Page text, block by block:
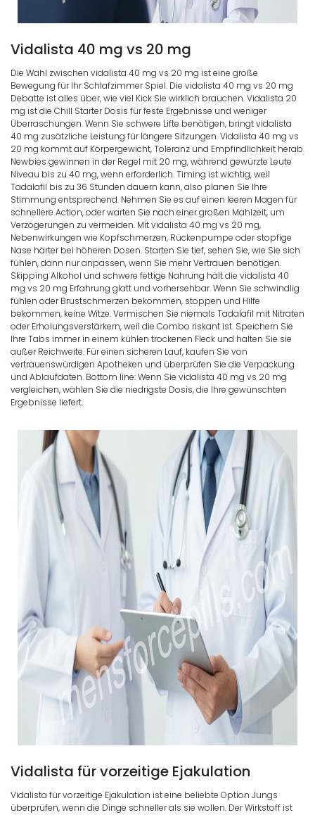
Vidalista 40 mg vs 20 mg
Die Wahl zwischen vidalista 40 mg vs 20 mg ist eine große
Bewegung für Ihr Schlafzimmer Spiel. Die vidalista 40 mg vs 20 mg
Debatte ist alles über, wie viel Kick Sie wirklich brauchen. Vidalista 20
mg ist die Chill Starter Dosis für feste Ergebnisse und weniger
Überraschungen. Wenn Sie schwere Lifte benötigen, bringt vidalista
40 mg zusätzliche Leistung für längere Sitzungen. Vidalista 40 mg vs
20 mg kommt auf Körpergewicht, Toleranz und Empfindlichkeit herab.
Newbies gewinnen in der Regel mit 20 mg, während gewürzte Leute
Niveau bis zu 40 mg, wenn erforderlich. Timing ist wichtig, weil
Tadalafil bis zu 36 Stunden dauern kann, also planen Sie Ihre
Stimmung entsprechend. Nehmen Sie es auf einen leeren Magen für
schnellere Action, oder warten Sie nach einer großen Mahlzeit, um
Verzögerungen zu vermeiden. Mit vidalista 40 mg vs 20 mg,
Nebenwirkungen wie Kopfschmerzen, Rückenpumpe oder stopfige
Nase härter bei höheren Dosen. Starten Sie tief, sehen Sie, wie Sie sich
fühlen, dann nur anpassen, wenn Sie mehr Vertrauen benötigen.
Skipping Alkohol und schwere fettige Nahrung hält die vidalista 40
mg vs 20 mg Erfahrung glatt und vorhersehbar. Wenn Sie schwindlig
fühlen oder Brustschmerzen bekommen, stoppen und Hilfe
bekommen, keine Witze. Vermischen Sie niemals Tadalafil mit Nitraten
oder Erholungsverstärkern, weil die Combo riskant ist. Speichern Sie
Ihre Tabs immer in einem kühlen trockenen Fleck und halten Sie sie
außer Reichweite. Für einen sicheren Lauf, kaufen Sie von
vertrauenswürdigen Apotheken und überprüfen Sie die Verpackung
und Ablaufdaten. Bottom line: Wenn Sie vidalista 40 mg vs 20 mg
vergleichen, wählen Sie die niedrigste Dosis, die Ihre gewünschten
Ergebnisse liefert.
Vidalista für vorzeitige Ejakulation
Vidalista für vorzeitige Ejakulation ist eine beliebte Option Jungs
überprüfen, wenn die Dinge schneller als sie wollen. Der Wirkstoff ist